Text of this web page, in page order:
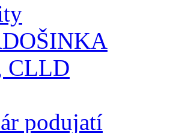
CLLD
podujatí